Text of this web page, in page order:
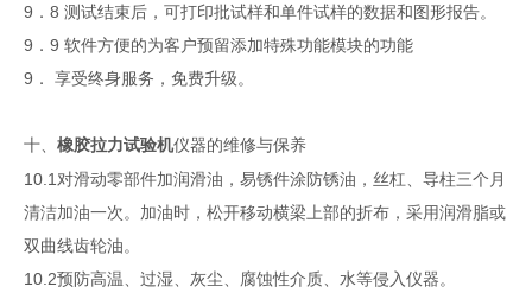
9．8 测试结束后，可打印批试样和单件试样的数据和图形报告。
9．9 软件方便的为客户预留添加特殊功能模块的功能
9． 享受终身服务，免费升级。
十、 橡胶拉力试验机仪器的维修与保养
10.1对滑动零部件加润滑油，易锈件涂防锈油，丝杠、导柱三个月
清洁加油一次。加油时，松开移动横梁上部的折布，采用润滑脂或
双曲线齿轮油。
10.2预防高温、过湿、灰尘、腐蚀性介质、水等侵入仪器。